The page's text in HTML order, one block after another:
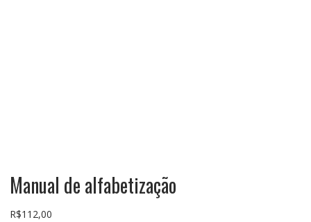
Manual de alfabetização
R$112,00